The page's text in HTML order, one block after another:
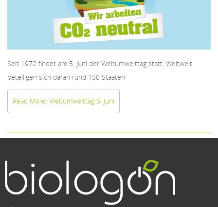
Seit 1972 findet am 5. Juni der Weltumwelttag statt. Weltweit
beteiligen sich daran rund 150 Staaten
Read More: Weltumwelttag 5. Juni